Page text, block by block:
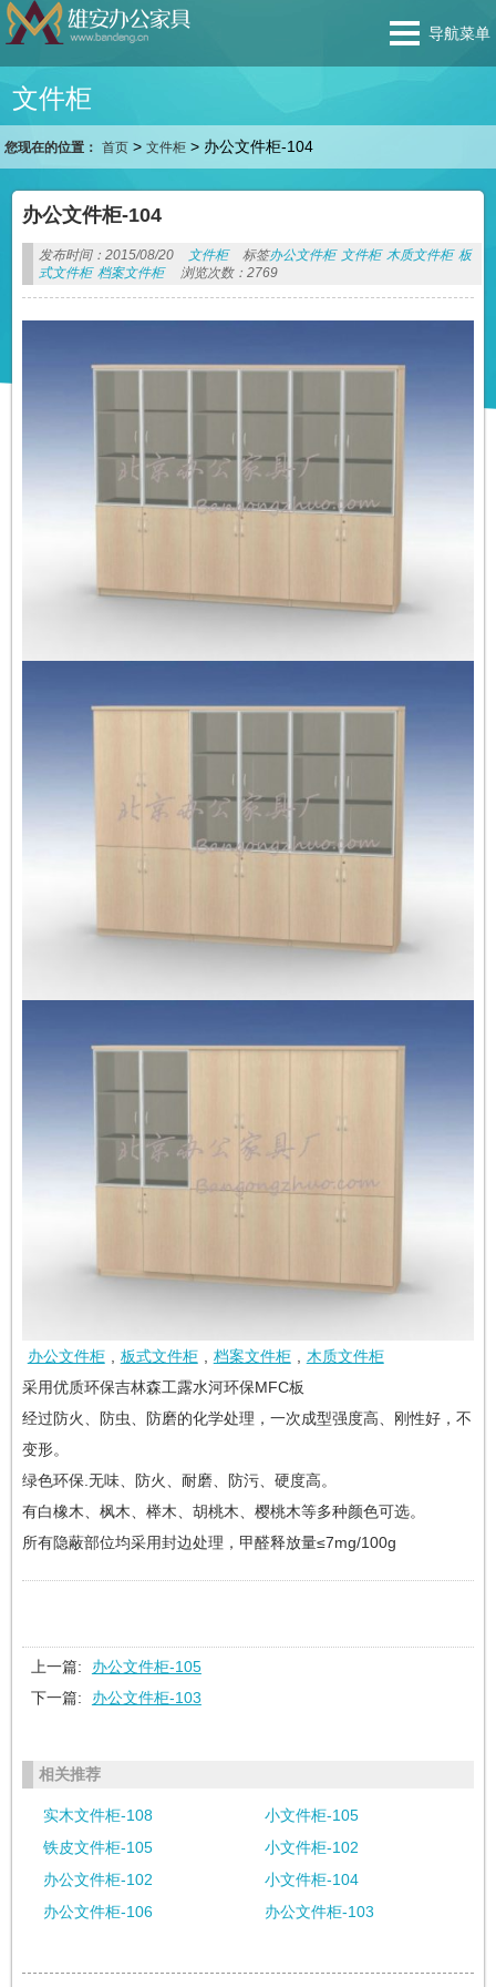
导航菜单
文件柜
您现在的位置： 首页 >文件柜 > 办公文件柜-104
办公文件柜-104
发布时间：2015/08/20 文件柜 标签办公文件柜 文件柜 木质文件柜 板
式文件柜 档案文件柜 浏览次数：2769
办公文件柜 板式文件柜 档案文件柜
木质文件柜
采用优质环保吉林森工露水河环保MFC板
经过防火、防虫、防磨的化学处理，一次成型强度高、刚性好，不
变形。
绿色环保.无味、防火、耐磨、防污、硬度高。
有白橡木、枫木、榉木、胡桃木、樱桃木等多种颜色可选。
所有隐蔽部位均采用封边处理，甲醛释放量≤7mg/100g
上一篇:
办公文件柜-105
下一篇:
办公文件柜-103
相关推荐
实木文件柜-108
小文件柜-105
铁皮文件柜-105
小文件柜-102
办公文件柜-102
小文件柜-104
办公文件柜-106
办公文件柜-103